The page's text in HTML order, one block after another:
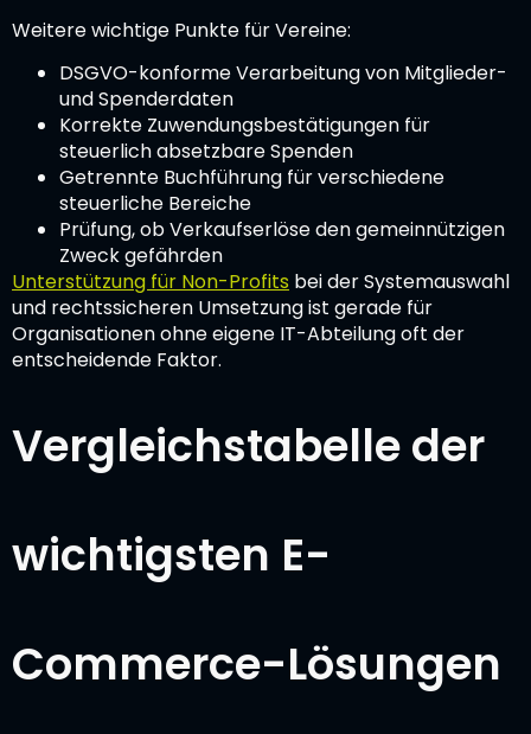
Weitere wichtige Punkte für Vereine:
DSGVO-konforme Verarbeitung von Mitglieder-
und Spenderdaten
Korrekte Zuwendungsbestätigungen für
steuerlich absetzbare Spenden
Getrennte Buchführung für verschiedene
steuerliche Bereiche
Prüfung, ob Verkaufserlöse den gemeinnützigen
Zweck gefährden
Unterstützung für Non-Profits bei der Systemauswahl
und rechtssicheren Umsetzung ist gerade für
Organisationen ohne eigene IT-Abteilung oft der
entscheidende Faktor.
Vergleichstabelle der
wichtigsten E-
Commerce-Lösungen